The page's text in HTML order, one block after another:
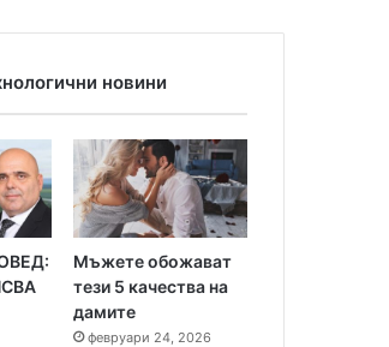
новини
Мъжете обожават
тези 5 качества на
дамите
февруари 24, 2026